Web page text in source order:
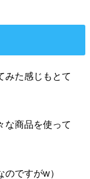
みた感じもとて
な商品を使って
のですがw）